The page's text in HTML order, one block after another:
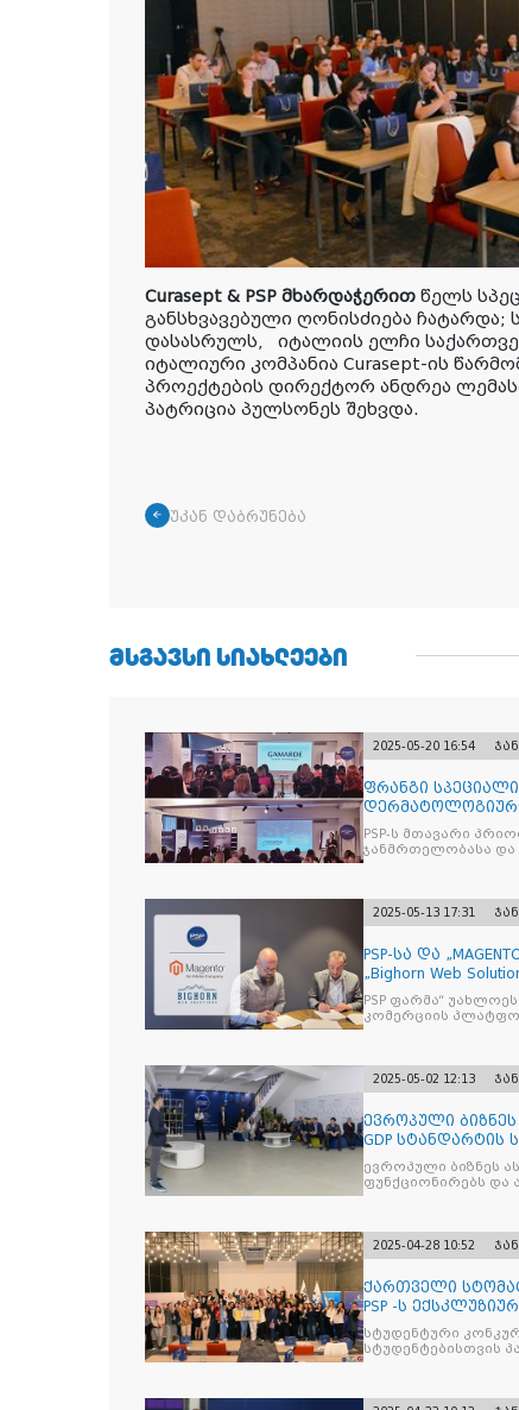
Curasept & PSP მხარდაჭერით წელს
განსხვავებული ღონისძიება ჩატარდა;
დასასრულს,
იტალიის ელჩი
იტალიური კომპანია Curasept-ის
პროექტების დირექტორ ანდრეა
პატრიცია პულსონეს შეხვდა.
უკან დაბრუნება
ᲛᲡᲒᲐᲕᲡᲘ ᲡᲘᲐᲮᲚᲔᲔᲑᲘ
2025-05-20 16:54
ფრანგი
დერმატოლოგიური
ქსელის თან
PSP-ს მთავარი
ჯანმრთელობასა და
2025-05-13 17:31
PSP-სა და
„Bighorn Web
PSP ფარმა“
კომერციის
2025-05-02 12:13
ევროპული ბიზნეს
GDP სტანდარტის
ევროპული ბიზნეს
2025-04-28 10:52
ქართველი
PSP -ს
Curasept-
სტუდენტური
სტუდენტებისთვის